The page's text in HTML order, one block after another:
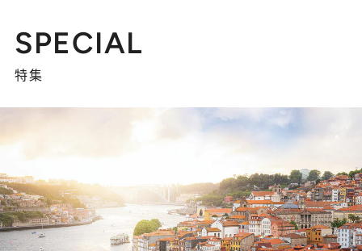
SPECIAL
特集